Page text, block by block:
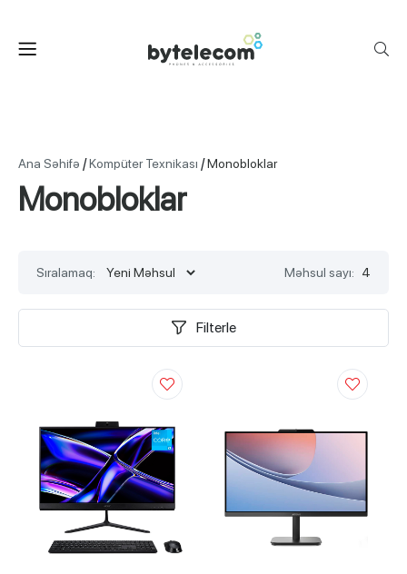
Ana Səhifə /Kompüter Texnikası /Monobloklar
Monobloklar
Sıralamaq: Məhsul sayı: 4
Filterle